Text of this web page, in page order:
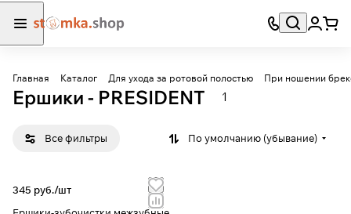
Главная Каталог Для ухода за ротовой полостью При ношении
Ершики - PRESIDENT 1
Все фильтры По умолчанию (убывание)
345 руб./шт